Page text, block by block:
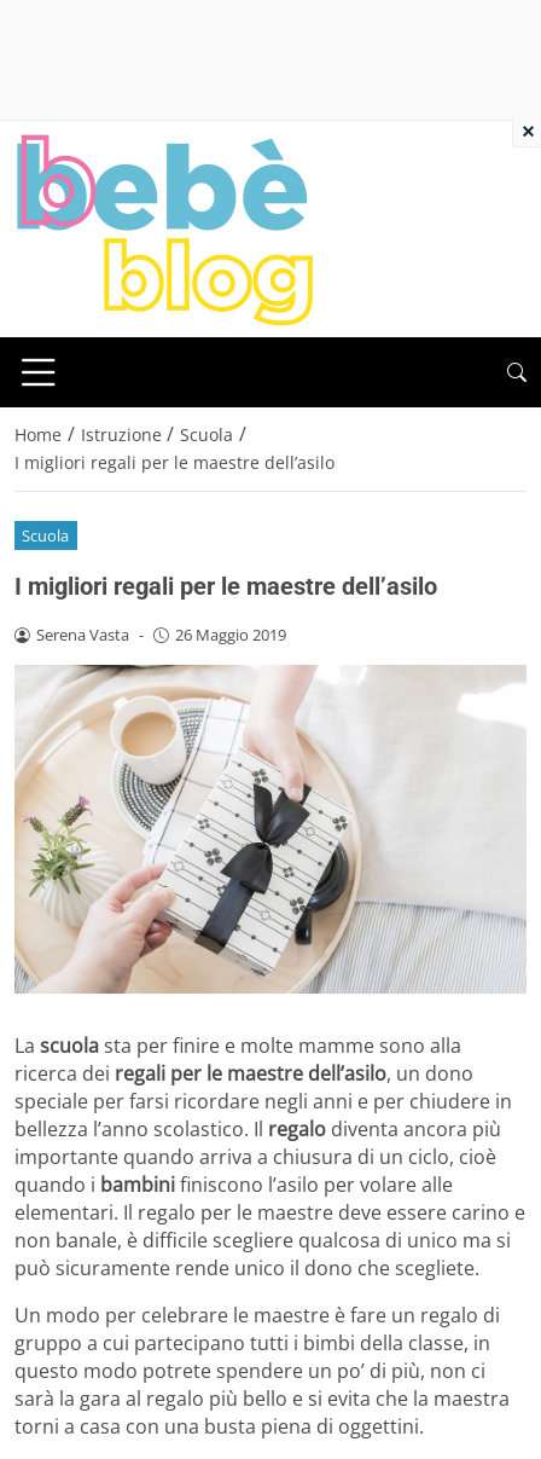
Home / Istruzione / Scuola /
I migliori regali per le maestre dell’asilo
Scuola
I migliori regali per le maestre dell’asilo
Serena Vasta - 26 Maggio 2019
La scuolasta per finire e molte mamme sono alla
ricerca dei regali per le maestre dell’asilo, un dono
speciale per farsi ricordare negli anni e per chiudere in
bellezza l’anno scolastico. Il regalo diventa ancora più
importante quando arriva a chiusura di un ciclo, cioè
quando i bambinifiniscono l’asilo per volare alle
elementari. Il regalo per le maestre deve essere carino e
non banale, è difficile scegliere qualcosa di unico ma si
può sicuramente rende unico il dono che scegliete.
Un modo per celebrare le maestre è fare un regalo di
gruppo a cui partecipano tutti i bimbi della classe, in
questo modo potrete spendere un po’ di più, non ci
sarà la gara al regalo più bello e si evita che la maestra
torni a casa con una busta piena di oggettini.
×